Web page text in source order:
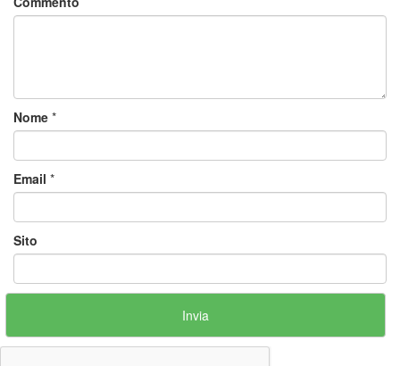
Nome *
Email *
Sito